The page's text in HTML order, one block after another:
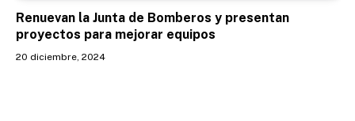
Renuevan la Junta de Bomberos y presentan
proyectos para mejorar equipos
20 diciembre, 2024